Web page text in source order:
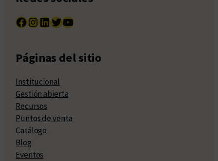
Facebook InstagramLinkedIn Twitter YouTube
Páginas del sitio
Institucional
Gestión abierta
Recursos
Puntos de venta
Catálogo
Blog
Eventos